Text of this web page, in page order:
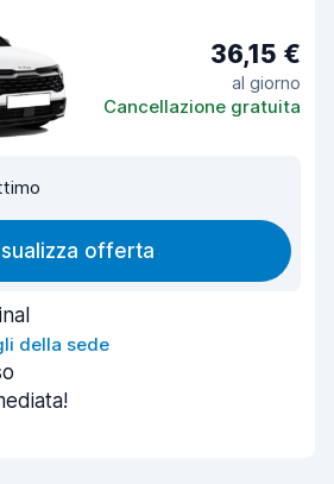
36,15 €
al giorno
Cancellazione gratuita
offerta
della sede